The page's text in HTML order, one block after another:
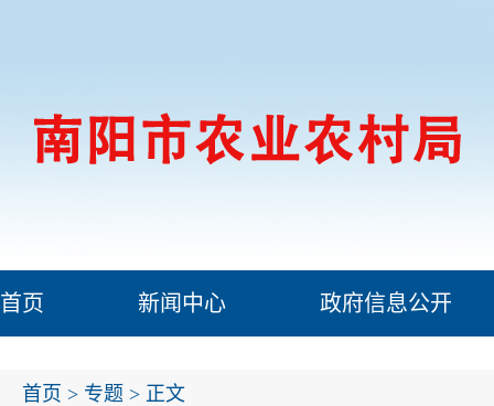
首页 新闻中心 政府信息公开
首页 > 专题 > 正文